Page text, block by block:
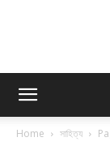
Home সাহিত্য